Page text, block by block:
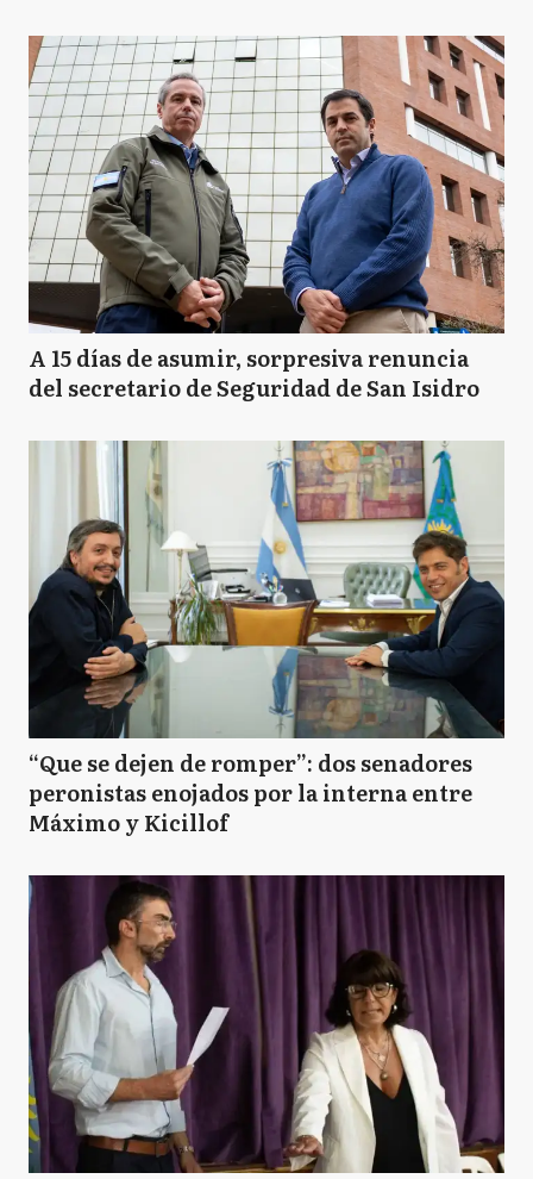
A 15 días de asumir, sorpresiva renuncia
del secretario de Seguridad de San Isidro
“Que se dejen de romper”: dos senadores
peronistas enojados por la interna entre
Máximo y Kicillof